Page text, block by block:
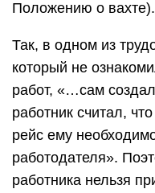
Положению о вахте).
Так, в одном из
который не
работ, «…сам
работник считал,
рейс ему
работодателя».
работника нельзя